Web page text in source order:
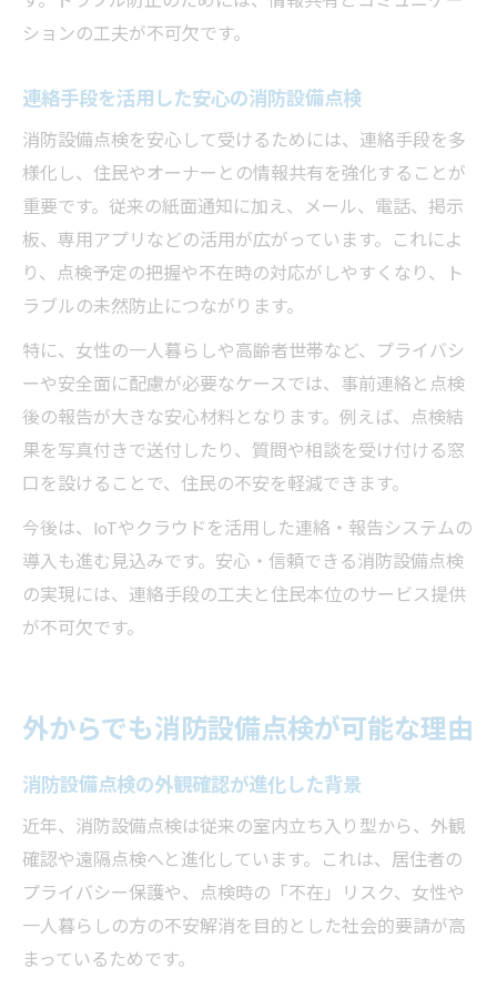
ションの工夫が不可欠です。
連絡手段を活用した安心の消防設備点検
消防設備点検を安心して受けるためには、連絡手段を多
様化し、住民やオーナーとの情報共有を強化することが
重要です。従来の紙面通知に加え、メール、電話、掲示
板、専用アプリなどの活用が広がっています。これによ
り、点検予定の把握や不在時の対応がしやすくなり、ト
ラブルの未然防止につながります。
特に、女性の一人暮らしや高齢者世帯など、プライバシ
ーや安全面に配慮が必要なケースでは、事前連絡と点検
後の報告が大きな安心材料となります。例えば、点検結
果を写真付きで送付したり、質問や相談を受け付ける窓
口を設けることで、住民の不安を軽減できます。
今後は、IoTやクラウドを活用した連絡・報告システムの
導入も進む見込みです。安心・信頼できる消防設備点検
の実現には、連絡手段の工夫と住民本位のサービス提供
が不可欠です。
外からでも消防設備点検が可能な理由
消防設備点検の外観確認が進化した背景
近年、消防設備点検は従来の室内立ち入り型から、外観
確認や遠隔点検へと進化しています。これは、居住者の
プライバシー保護や、点検時の「不在」リスク、女性や
一人暮らしの方の不安解消を目的とした社会的要請が高
まっているためです。